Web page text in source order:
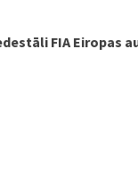
FIA Eiropas